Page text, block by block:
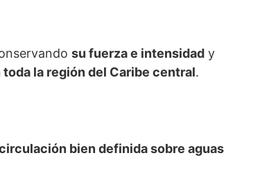
su fuerza e intensidad y
toda la región del Caribe central.
bien definida sobre aguas